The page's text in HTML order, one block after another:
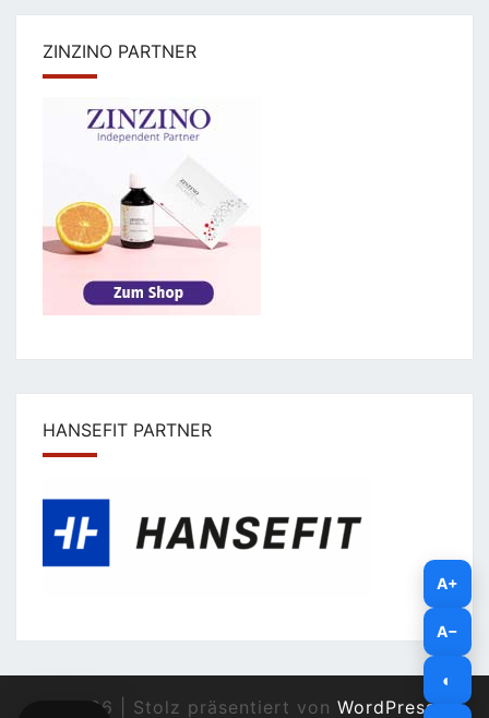
ZINZINO PARTNER
HANSEFIT PARTNER
© 2026 Stolz präsentiert von WordPress
A+
A−
◐